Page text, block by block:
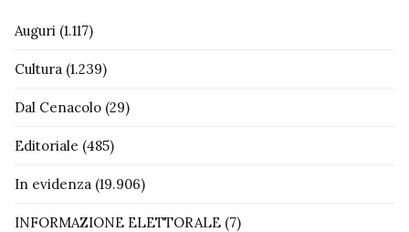
Auguri (1.117)
Cultura (1.239)
Dal Cenacolo (29)
Editoriale (485)
In evidenza (19.906)
INFORMAZIONE ELETTORALE (7)